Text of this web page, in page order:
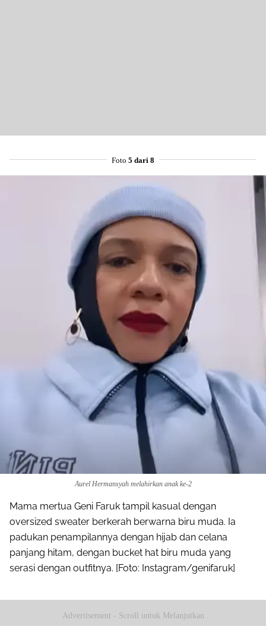
Foto 5 dari 8
Aurel Hermansyah melahirkan anak ke-2
Mama mertua Geni Faruk tampil kasual dengan
oversized sweater berkerah berwarna biru muda. Ia
padukan penampilannya dengan hijab dan celana
panjang hitam, dengan bucket hat biru muda yang
serasi dengan outfitnya. [Foto: Instagram/genifaruk]
Advertisement - Scroll untuk Melanjutkan